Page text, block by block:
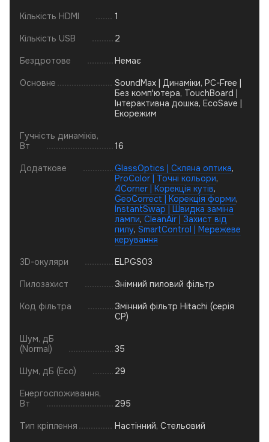
Кількість HDMI 1
Кількість USB 2
Бездротове Немає
Основне
SoundMax | Динаміки, PC-Free |
Без комп'ютера, TouchBoard |
Інтерактивна дошка, EcoSave |
Екорежим
Гучність динаміків,
Вт
16
Додаткове GlassOptics | Скляна оптика,
ProColor | Точні кольори,
4Corner | Корекція кутів,
GeoCorrect | Корекція форми,
InstantSwap | Швидка заміна
лампи, CleanAir | Захист від
пилу, SmartControl | Мережеве
керування
3D-окуляри ELPGS03
Пилозахист Знімний пиловий фільтр
Код фільтра
Змінний фільтр Hitachi (серія
CP)
Шум, дБ
(Normal)
35
Шум, дБ (Eco) 29
Енергоспоживання,
Вт
295
Тип кріплення Настінний, Стельовий